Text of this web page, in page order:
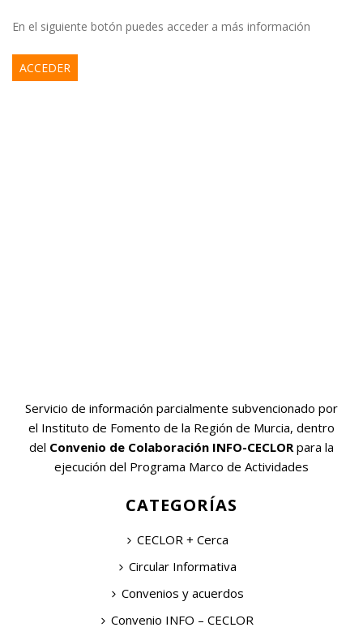
En el siguiente botón puedes acceder a más información
ACCEDER
Servicio de información parcialmente subvencionado por
el Instituto de Fomento de la Región de Murcia, dentro
del Convenio de Colaboración INFO-CECLOR para la
ejecución del Programa Marco de Actividades
CATEGORÍAS
CECLOR + Cerca
Circular Informativa
Convenios y acuerdos
Convenio INFO – CECLOR